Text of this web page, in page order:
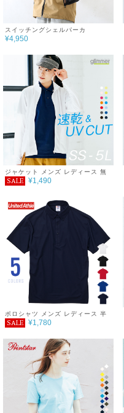
スイッチングシェルパーカ
¥4,950
ジャケット メンズ レディース 無
地 シンプル 薄手 涼しい 吸汗速乾
DRY スポーツ 羽織り カラー 紫外
線対策 服 春 夏 秋 ファッション
ゆったり 体型カバー コンパクト
アウトドア 海 キャンプ スポーツ
運動会 ジム ウォーキング SALE
％OFF glimmer グリマー ドライ
スタンドジップジャケット 4.4オ
ンス
SALE ¥1,490
ポロシャツ メンズ レディース 半
袖 4.7オンス スペシャルドライ鹿
XXL～XXXXL
SALE ¥1,780